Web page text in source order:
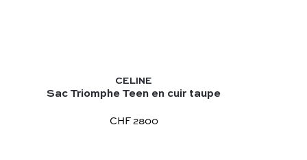
CELINE
Sac Triomphe Teen en cuir taupe
CHF 2800